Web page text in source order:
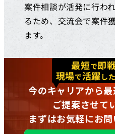
案件相談が活発に行わ
るため、交流会で案件
ます。
最短で即
現場で活躍 し
今のキャリアから
ご提案させて
まずはお気軽にお問